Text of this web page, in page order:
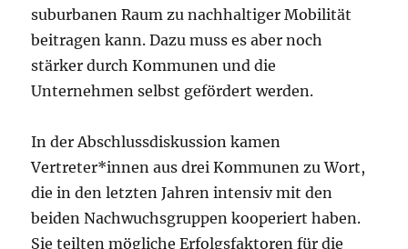
suburbanen Raum zu nachhaltiger Mobilität
beitragen kann. Dazu muss es aber noch
stärker durch Kommunen und die
Unternehmen selbst gefördert werden.
In der Abschlussdiskussion kamen
Vertreter*innen aus drei Kommunen zu Wort,
die in den letzten Jahren intensiv mit den
beiden Nachwuchsgruppen kooperiert haben.
Sie teilten mögliche Erfolgsfaktoren für die